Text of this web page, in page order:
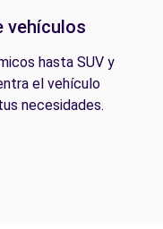
vehículos
hasta SUV y
el vehículo
necesidades.